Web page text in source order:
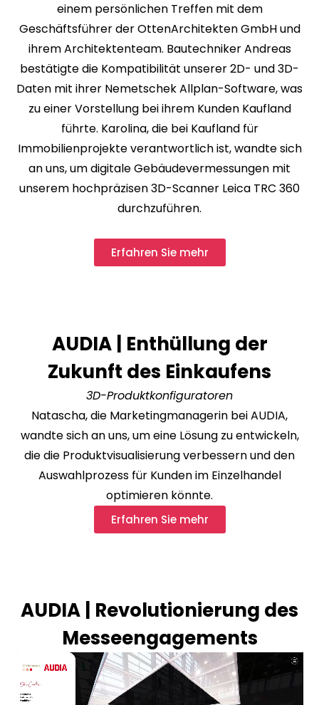
einem persönlichen Treffen mit dem
Geschäftsführer der OttenArchitekten GmbH und
ihrem Architektenteam. Bautechniker Andreas
bestätigte die Kompatibilität unserer 2D- und 3D-
Daten mit ihrer Nemetschek Allplan-Software, was
zu einer Vorstellung bei ihrem Kunden Kaufland
führte. Karolina, die bei Kaufland für
Immobilienprojekte verantwortlich ist, wandte sich
an uns, um digitale Gebäudevermessungen mit
unserem hochpräzisen 3D-Scanner Leica TRC 360
durchzuführen.
Erfahren Sie mehr
AUDIA | Enthüllung der
Zukunft des Einkaufens
3D-Produktkonfiguratoren
Natascha, die Marketingmanagerin bei AUDIA,
wandte sich an uns, um eine Lösung zu entwickeln,
die die Produktvisualisierung verbessern und den
Auswahlprozess für Kunden im Einzelhandel
optimieren könnte.
Erfahren Sie mehr
AUDIA | Revolutionierung des
Messeengagements